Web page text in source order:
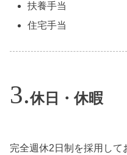
扶養手当
住宅手当
休日・休暇
完全週休2日制を採用して